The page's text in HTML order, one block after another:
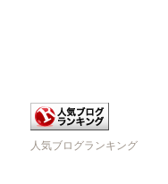
人気ブログランキング